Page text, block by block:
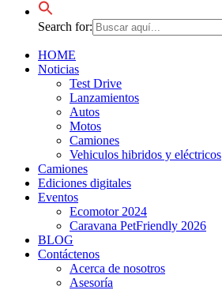
Search for:
HOME
Noticias
Test Drive
Lanzamientos
Autos
Motos
Camiones
Vehiculos hibridos y eléctricos
Camiones
Ediciones digitales
Eventos
Ecomotor 2024
Caravana PetFriendly 2026
BLOG
Contáctenos
Acerca de nosotros
Asesoría